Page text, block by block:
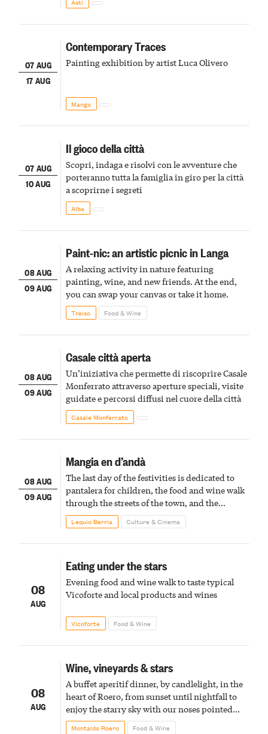
07 AUG
17 AUG
Contemporary Traces
Painting exhibition by artist Luca Olivero
Mango
07 AUG
10 AUG
Il gioco della città
Scopri, indaga e risolvi con le avventure che
porteranno tutta la famiglia in giro per la città
a scoprirne i segreti
Alba
08 AUG
09 AUG
Paint-nic: an artistic picnic in Langa
A relaxing activity in nature featuring
painting, wine, and new friends. At the end,
you can swap your canvas or take it home.
Treiso Food & Wine
08 AUG
09 AUG
Casale città aperta
Un’iniziativa che permette di riscoprire Casale
Monferrato attraverso aperture speciali, visite
guidate e percorsi diffusi nel cuore della città
Casale Monferrato
08 AUG
09 AUG
Mangia en d’andà
The last day of the festivities is dedicated to
pantalera for children, the food and wine walk
through the streets of the town, and the
fireworks finale
Lequio Berria Culture & Cinema
08
AUG
Eating under the stars
Evening food and wine walk to taste typical
Vicoforte and local products and wines
Vicoforte Food & Wine
08
AUG
Wine, vineyards & stars
A buffet aperitif dinner, by candlelight, in the
heart of Roero, from sunset until nightfall to
enjoy the starry sky with our noses pointed
upward
Montaldo Roero Food & Wine